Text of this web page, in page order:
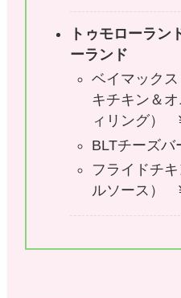
トゥモローラン
ーランド
ベイマック
キチキン＆
ィリング）
BLTチーズ
フライドチ
ルソース）